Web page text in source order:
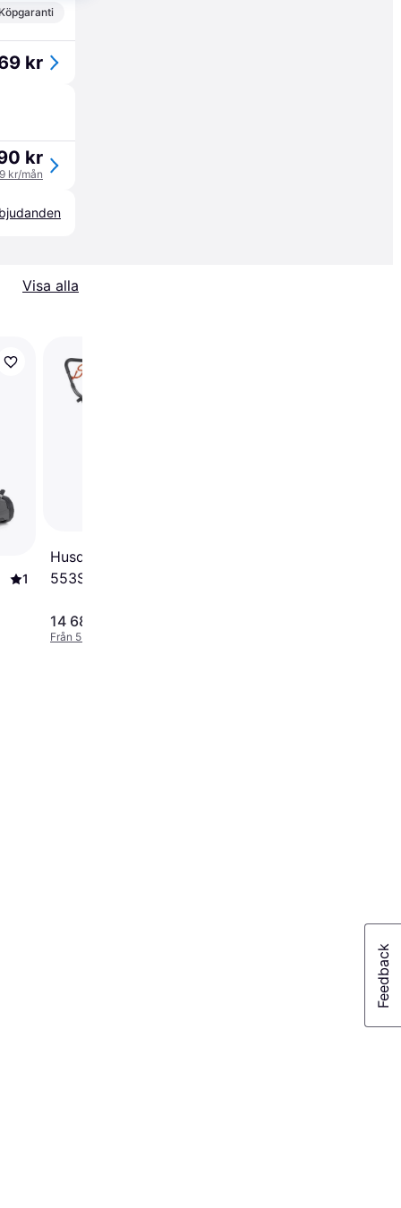
kr
kr
kr/mån
Visa alla
1
Husqvarna Klippo LB
553SQe Bensindriven
14 689 kr
Från 5 060 kr/mån